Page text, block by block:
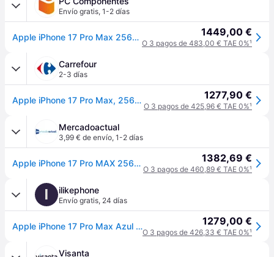
Envío gratis, 1-2 días
Apple iPhone 17 Pro Max 256GB Azul Oscuro 1449,00 €
O 3 pagos de 483,00 € TAE 0%¹
Carrefour
2-3 días
Apple iPhone 17 Pro Max, 256GB, 6.9" Pantalla Super Retina XDR, Chip A19 Pro - Azul oscuro 1277,90 €
O 3 pagos de 425,96 € TAE 0%¹
Mercadoactual
3,99 € de envío, 1-2 días
Apple iPhone 17 Pro MAX 256GB Deep blue 1382,69 €
O 3 pagos de 460,89 € TAE 0%¹
I ilikephone
Envío gratis, 24 días
Apple iPhone 17 Pro Max Azul Oscuro 256 GB 1279,00 €
O 3 pagos de 426,33 € TAE 0%¹
Visanta